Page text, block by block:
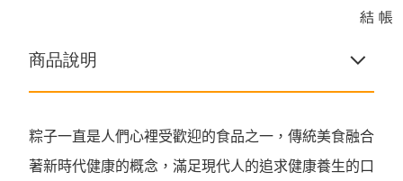
商品說明
粽子一直是人們心裡受歡迎的食品之一，傳統美食融合
著新時代健康的概念，滿足現代人的追求健康養生的口